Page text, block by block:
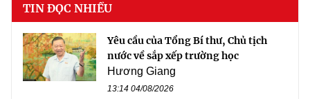
TIN ĐỌC NHIỀU
Yêu cầu của Tổng Bí thư, Chủ tịch
nước về sắp xếp trường học
Hương Giang
13:14 04/08/2026